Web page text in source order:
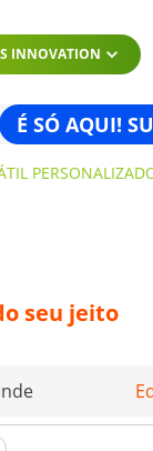
INNOVATION
É SÓ AQUI!
seu jeito